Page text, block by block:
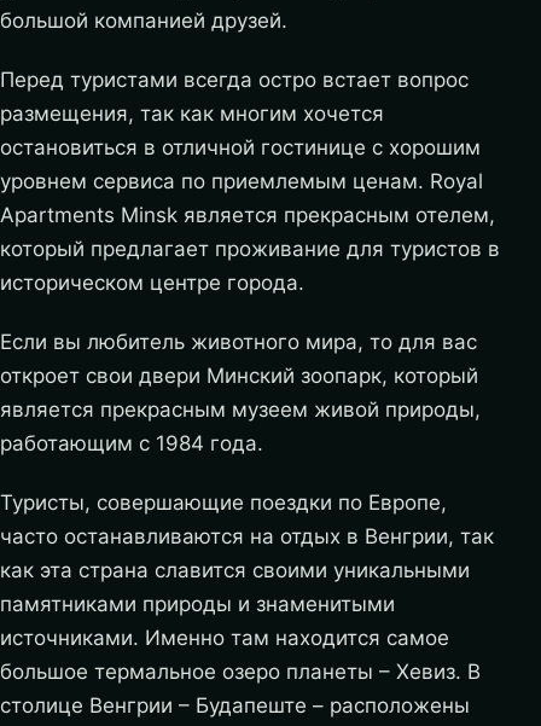
большой компанией друзей.
Перед туристами всегда остро встает вопрос
размещения, так как многим хочется
остановиться в отличной гостинице с хорошим
уровнем сервиса по приемлемым ценам. Royal
Apartments Minsk является прекрасным отелем,
который предлагает проживание для туристов в
историческом центре города.
Если вы любитель животного мира, то для вас
откроет свои двери Минский зоопарк, который
является прекрасным музеем живой природы,
работающим с 1984 года.
Туристы, совершающие поездки по Европе,
часто останавливаются на отдых в Венгрии, так
как эта страна славится своими уникальными
памятниками природы и знаменитыми
источниками. Именно там находится самое
большое термальное озеро планеты – Хевиз. В
столице Венгрии – Будапеште – расположены